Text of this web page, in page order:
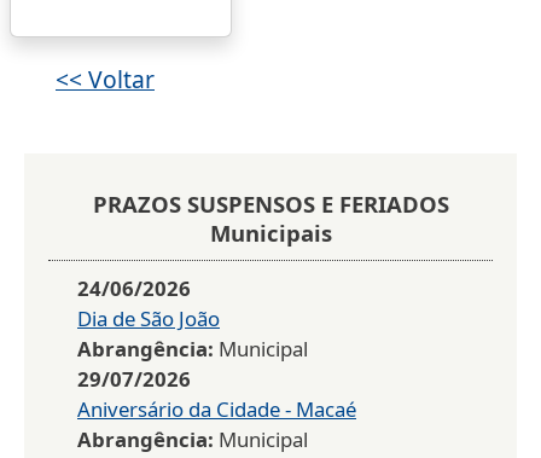
<< Voltar
PRAZOS SUSPENSOS E FERIADOS
Municipais
24/06/2026
Dia de São João
Abrangência: Municipal
29/07/2026
Aniversário da Cidade - Macaé
Abrangência: Municipal